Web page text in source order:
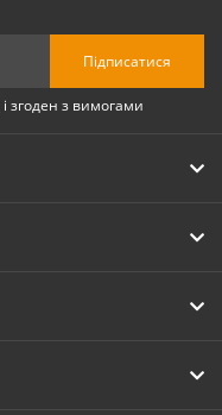
Підписатися
і згоден з вимогами